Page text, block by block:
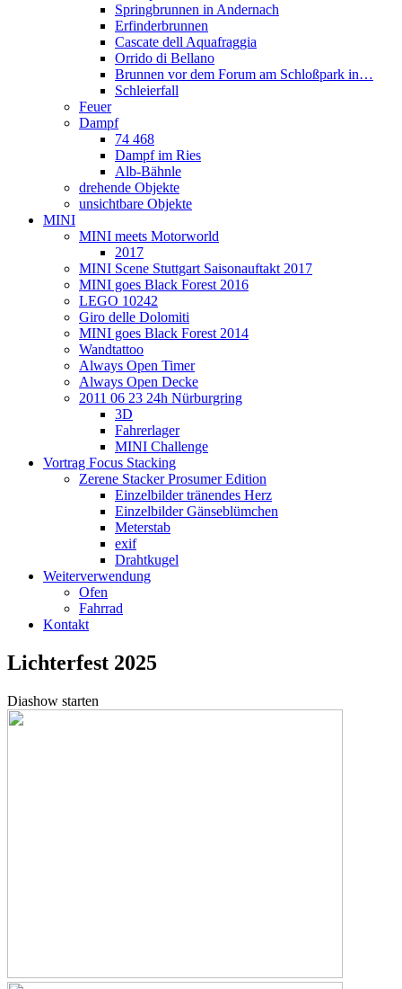
Springbrunnen in Andernach
Erfinderbrunnen
Cascate dell Aquafraggia
Orrido di Bellano
Brunnen vor dem Forum am Schloßpark in…
Schleierfall
Feuer
Dampf
74 468
Dampf im Ries
Alb-Bähnle
drehende Objekte
unsichtbare Objekte
MINI
MINI meets Motorworld
2017
MINI Scene Stuttgart Saisonauftakt 2017
MINI goes Black Forest 2016
LEGO 10242
Giro delle Dolomiti
MINI goes Black Forest 2014
Wandtattoo
Always Open Timer
Always Open Decke
2011 06 23 24h Nürburgring
3D
Fahrerlager
MINI Challenge
Vortrag Focus Stacking
Zerene Stacker Prosumer Edition
Einzelbilder tränendes Herz
Einzelbilder Gänseblümchen
Meterstab
exif
Drahtkugel
Weiterverwendung
Ofen
Fahrrad
Kontakt
Lichterfest 2025
Diashow starten